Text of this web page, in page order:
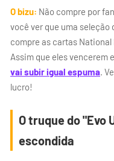
O bizu: Não compre por
você ver que uma
compre as cartas
Assim que eles vencerem
vai subir igual espuma.
lucro!
O truque do "Evo
escondida